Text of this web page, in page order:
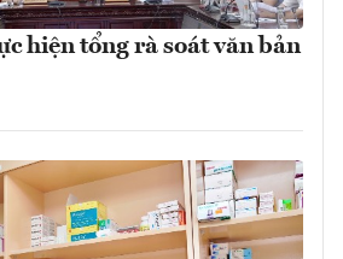
hiện tổng rà soát văn bản